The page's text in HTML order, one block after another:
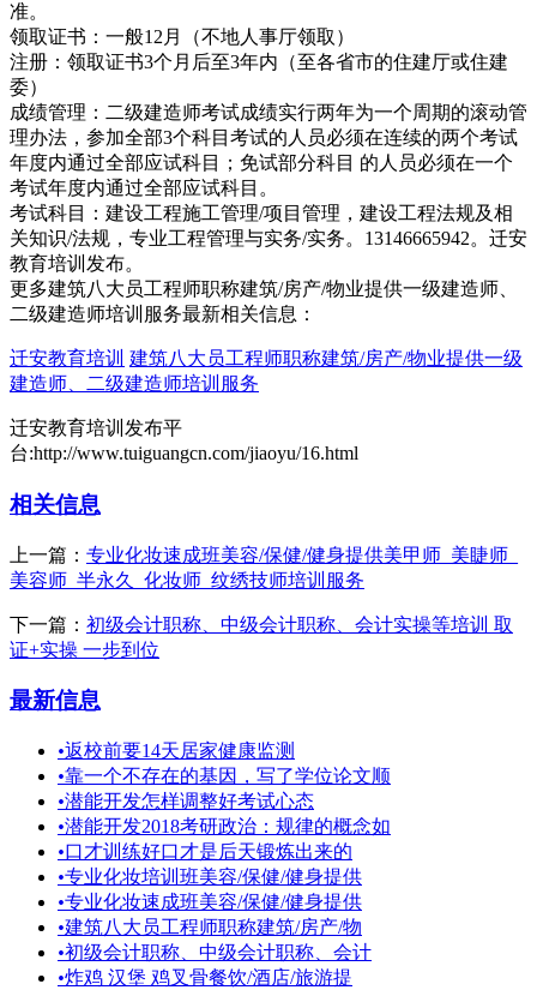
准。
领取证书：一般12月（不地人事厅领取）
注册：领取证书3个月后至3年内（至各省市的住建厅或住建
委）
成绩管理：二级建造师考试成绩实行两年为一个周期的滚动管
理办法，参加全部3个科目考试的人员必须在连续的两个考试
年度内通过全部应试科目；免试部分科目 的人员必须在一个
考试年度内通过全部应试科目。
考试科目：建设工程施工管理/项目管理，建设工程法规及相
关知识/法规，专业工程管理与实务/实务。13146665942。迁安
教育培训发布。
更多建筑八大员工程师职称建筑/房产/物业提供一级建造师、
二级建造师培训服务最新相关信息：
迁安教育培训 建筑八大员工程师职称建筑/房产/物业提供一级
建造师、二级建造师培训服务
迁安教育培训发布平
台:http://www.tuiguangcn.com/jiaoyu/16.html
相关信息
上一篇： 专业化妆速成班美容/保健/健身提供美甲师_美睫师_
美容师_半永久_化妆师_纹绣技师培训服务
下一篇： 初级会计职称、中级会计职称、会计实操等培训 取
证+实操 一步到位
最新信息
•返校前要14天居家健康监测
•靠一个不存在的基因，写了学位论文顺
•潜能开发怎样调整好考试心态
•潜能开发2018考研政治：规律的概念如
•口才训练好口才是后天锻炼出来的
•专业化妆培训班美容/保健/健身提供
•专业化妆速成班美容/保健/健身提供
•建筑八大员工程师职称建筑/房产/物
•初级会计职称、中级会计职称、会计
•炸鸡 汉堡 鸡叉骨餐饮/酒店/旅游提